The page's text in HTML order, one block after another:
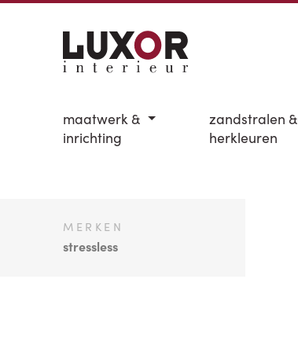
maatwerk &
inrichting
zandstralen &
herkleuren
MERKEN
stressless